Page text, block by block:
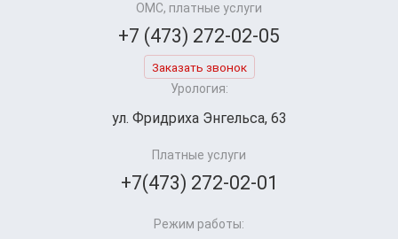
ОМС, платные услуги
+7 (473) 272-02-05
Заказать звонок
Урология:
ул. Фридриха Энгельса, 63
Платные услуги
+7(473) 272-02-01
Режим работы: